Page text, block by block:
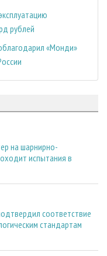
рублей
«Монди»
на шарнирно-
испытания в
соответствие
стандартам